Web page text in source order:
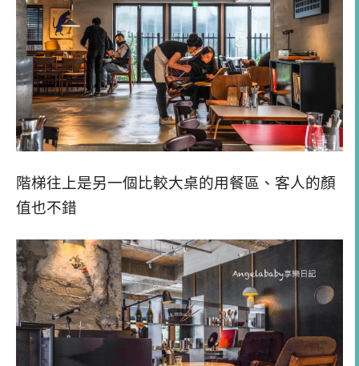
階梯往上是另一個比較大桌的用餐區、客人的顏
值也不錯